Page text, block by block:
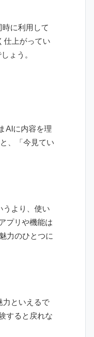
に利用して
仕上がってい
ょう。
AIに内容を理
、「今見てい
うより、使い
プリや機能は
力のひとつに
力といえるで
すると戻れな